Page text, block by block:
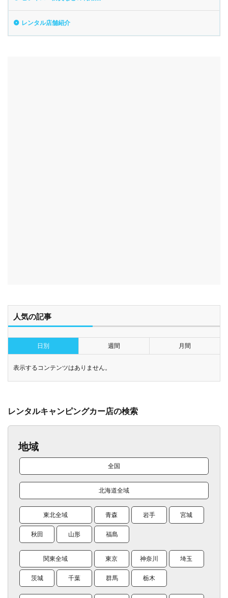
レンタル店舗紹介
人気の記事
日別 週間 月間
表示するコンテンツはありません。
レンタルキャンピングカー店の検索
地域
全国
北海道全域
東北全域 青森 岩手 宮城
秋田 山形 福島
関東全域 東京 神奈川 埼玉
茨城 千葉 群馬 栃木